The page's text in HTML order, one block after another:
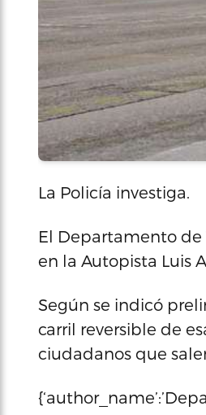
La Policía investiga.
El Departamento de
en la Autopista Luis
Según se indicó
carril reversible de
ciudadanos que